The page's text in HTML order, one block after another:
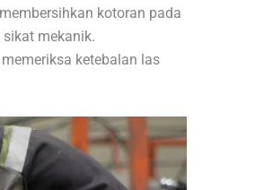
kotoran pada
mekanik.
ketebalan las